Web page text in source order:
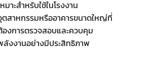
มาะสำหรับใช้ในโรงงาน
ตสาหกรรมหรืออาคารขนาดใหญ่ที่
งการตรวจสอบและควบคุม
ลังงานอย่างมีประสิทธิภาพ